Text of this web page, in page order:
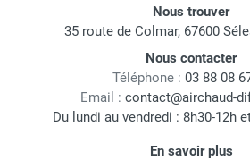
Nous trouver
35 route de Colmar, 67600
Nous contacter
Téléphone : 03 88 08
Email : contact@airchaud-
Du lundi au vendredi : 8h30-12h
En savoir plus